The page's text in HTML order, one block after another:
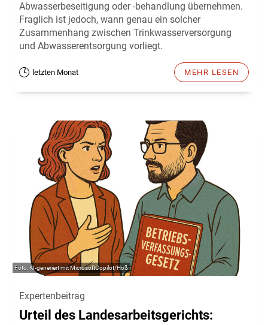
Abwasserbeseitigung oder -behandlung übernehmen.
Fraglich ist jedoch, wann genau ein solcher
Zusammenhang zwischen Trinkwasserversorgung
und Abwasserentsorgung vorliegt.
letzten Monat MEHR LESEN
KI-generiert mit MicrosoftCopilot/Hoß
Expertenbeitrag
Urteil des Landesarbeitsgerichts: